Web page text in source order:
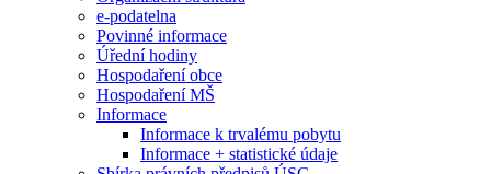
e-podatelna
Povinné informace
Úřední hodiny
Hospodaření obce
Hospodaření MŠ
Informace
Informace k trvalému pobytu
Informace + statistické údaje